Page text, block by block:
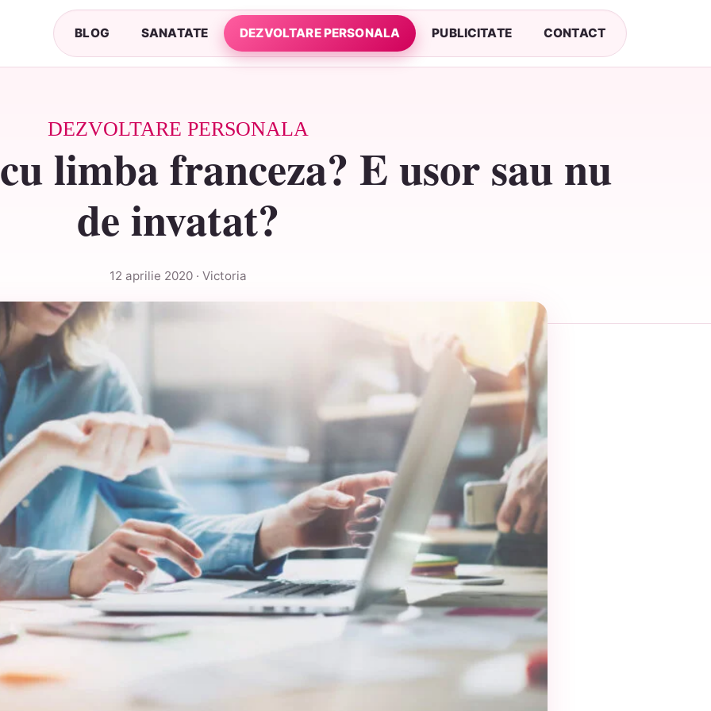
BLOG SANATATE DEZVOLTARE PERSONALA PUBLICITATE CONTACT
DEZVOLTARE PERSONALA
limba franceza? E usor sau nu
de invatat?
12 aprilie 2020 · Victoria